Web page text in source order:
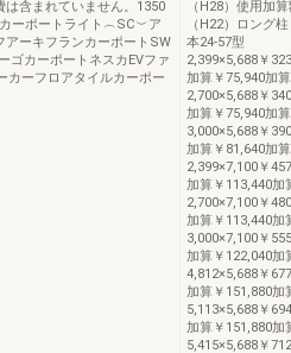
含まれていません。1350
ーポートライト︵SC︶ア
アーキフランカーポートSW
ゴカーポートネスカEVファ
カーフロアタイルカーポー
（H28）使用加
（H22）ロング
本24-57型
2,399×5,688￥
加算￥75,940加
2,700×5,688￥
加算￥75,940加
3,000×5,688￥
加算￥81,640加
2,399×7,100￥
加算￥113,440加
2,700×7,100￥
加算￥113,440加
3,000×7,100￥
加算￥122,040加
4,812×5,688￥
加算￥151,880加
5,113×5,688￥
加算￥151,880加
5,415×5,688￥